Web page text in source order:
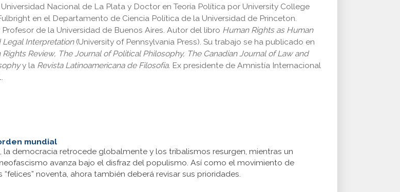
Nacional de La Plata y Doctor en Teoría Política por University College
en el Departamento de Ciencia Política de la Universidad de Princeton.
de la Universidad de Buenos Aires. Autor del libro Human Rights as Human
Legal Interpretation (University of Pennsylvania Press). Su trabajo se ha publicado en
Rights Review, The Journal of Political Philosophy, The Canadian Journal of Law and
y la Revista Latinoamericana de Filosofía. Ex presidente de Amnistía Internacional
mundial
democracia retrocede globalmente y los tribalismos resurgen, mientras un
avanza bajo el disfraz del populismo. Así como el movimiento de
noventa, ahora también deberá revisar sus prioridades.